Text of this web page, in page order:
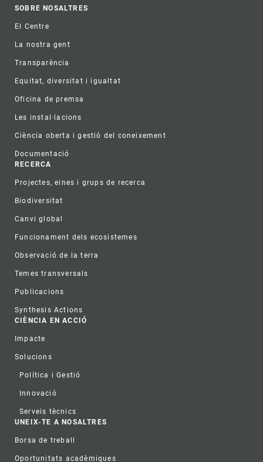
Footer
SOBRE NOSALTRES
El Centre
La nostra gent
Transparència
Equitat, diversitat i igualtat
Oficina de premsa
Les instal·lacions
Ciència oberta i gestió del coneixement
Documentació
RECERCA
Projectes, eines i grups de recerca
Biodiversitat
Canvi global
Funcionament dels ecosistemes
Observació de la terra
Temes transversals
Publicacions
Synthesis Actions
CIÈNCIA EN ACCIÓ
Impacte
Solucions
Política i Gestió
Innovació
Serveis tècnics
UNEIX-TE A NOSALTRES
Borsa de treball
Oportunitats acadèmiques